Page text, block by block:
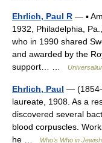
Ehrlich, Paul R — ▪
1932, Philadelphia,
who in 1990 shared
and awarded by the
support… …
Ehrlich, Paul —
laureate, 1908. As a
discovered several
blood corpuscles.
he …
Who’s Who in